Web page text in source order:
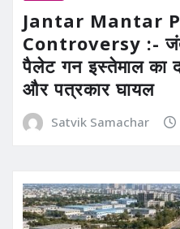
Jantar Mantar
Controversy :-
पैलेट गन इस्तेमाल का
और पत्रकार घायल
Satvik Samachar